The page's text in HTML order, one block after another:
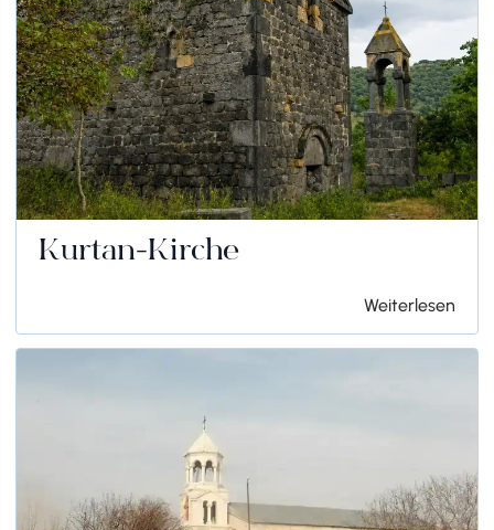
Kurtan-Kirche
Weiterlesen